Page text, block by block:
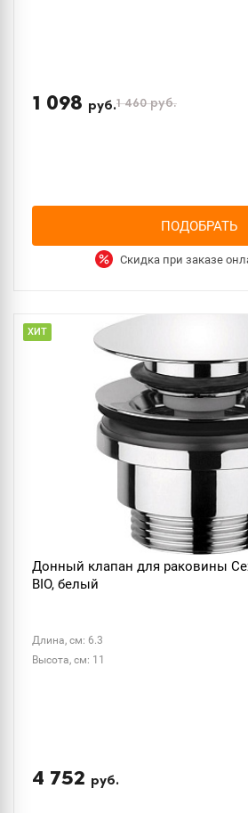
1 098 руб.1 460руб.
ПОДОБРАТЬ
Скидка при заказе
ХИТ
Донный клапан для раковины
BIO, белый
Длина, см: 6.3
Высота, см: 11
4 752 руб.